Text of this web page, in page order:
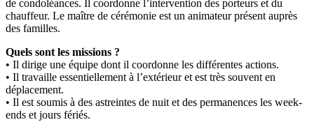
de condoléances. Il coordonne l’intervention des porteurs et du
chauffeur. Le maître de cérémonie est un animateur présent auprès
des familles.
Quels sont les missions ?
• Il dirige une équipe dont il coordonne les différentes actions.
• Il travaille essentiellement à l’extérieur et est très souvent en
déplacement.
• Il est soumis à des astreintes de nuit et des permanences les week-
ends et jours fériés.